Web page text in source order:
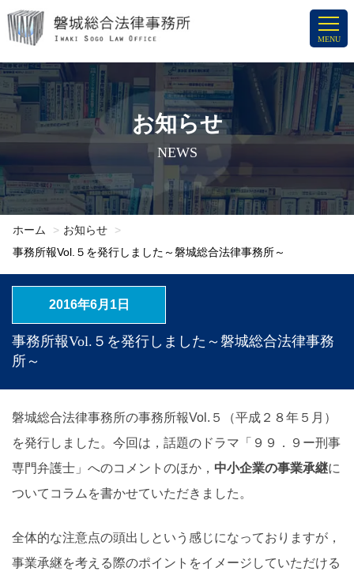
ン
ン
ツ
プ
MENU
お知らせ
NEWS
ホーム
お知らせ
事務所報Vol.５を発行しました～磐城総合法律事務所～
2016年6月1日
事務所報Vol.５を発行しました～磐城総合法律事務
所～
磐城総合法律事務所の事務所報Vol.５（平成２８年５月）
を発行しました。今回は，話題のドラマ「９９．９ー刑事
専門弁護士」へのコメントのほか， 中小企業の事業承継に
ついてコラムを書かせていただきました。
全体的な注意点の頭出しという感じになっておりますが，
事業承継を考える際のポイントをイメージしていただける